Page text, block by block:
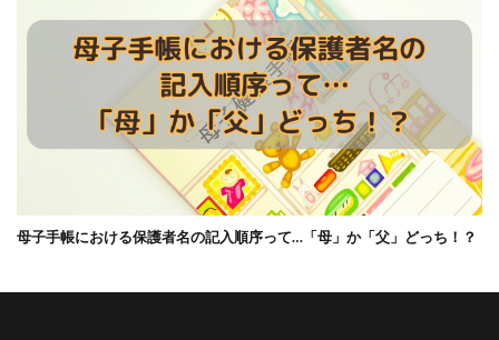
母子手帳における保護者名の記入順序って…「母」か「父」どっち！？